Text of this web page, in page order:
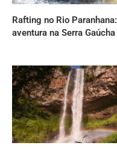
Rafting no Rio Paranhana:
aventura na Serra Gaúcha